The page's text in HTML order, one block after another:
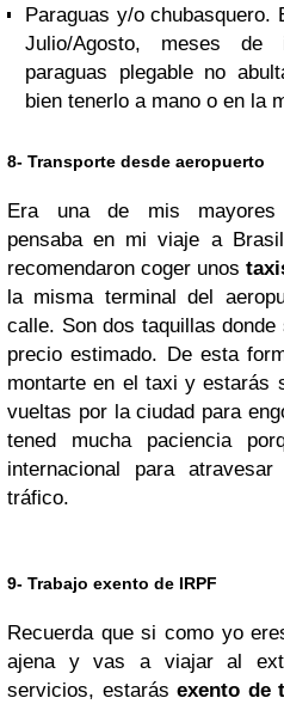
Paraguas y/o
Julio/Agosto, meses
paraguas plegable no
bien tenerlo a mano o en la
8- Transporte desde aeropuerto
Era una de mis mayores
pensaba en mi viaje a
recomendaron coger unos
la misma terminal del
calle. Son dos taquillas
precio estimado. De esta
montarte en el taxi y estarás
vueltas por la ciudad para
tened mucha paciencia
internacional para
tráfico.
9- Trabajo exento de IRPF
Recuerda que si como yo
ajena y vas a viajar al
servicios, estarás exento de